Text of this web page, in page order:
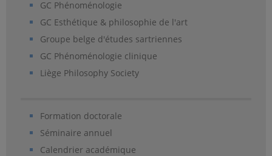
GC Phénoménologie
GC Esthétique & philosophie de l'art
Groupe belge d'études sartriennes
GC Phénoménologie clinique
Liège Philosophy Society
Formation doctorale
Séminaire annuel
Calendrier académique